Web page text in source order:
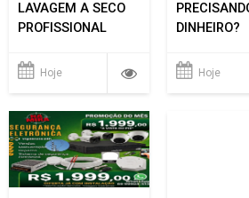
LAVAGEM A SECO
PROFISSIONAL
Hoje
DINHEIRO?
Hoje